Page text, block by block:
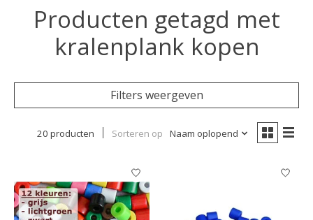
Producten getagd met
kralenplank kopen
Filters weergeven
20 producten Sorteren op Naam oplopend